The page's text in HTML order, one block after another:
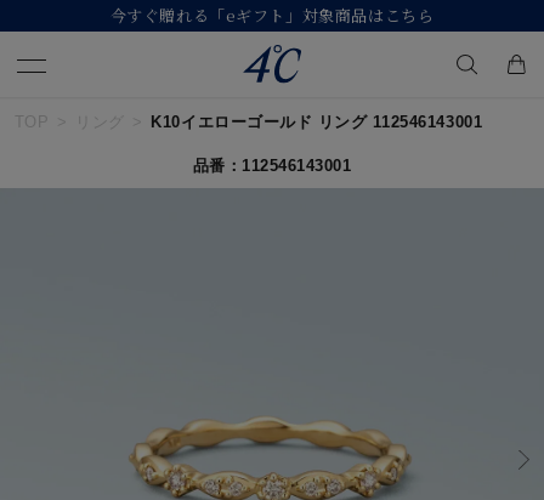
【価格改定のお知らせ 8月17日(月)より 】
キーワードで検索する
TOP リング K10イエローゴールド リング 112546143001
品番：112546143001